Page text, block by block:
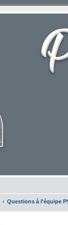
Questions à l'équipe